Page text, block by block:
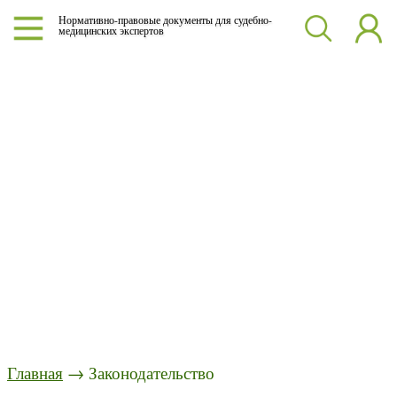
Нормативно-правовые документы для судебно-
медицинских экспертов
Главная → Законодательство